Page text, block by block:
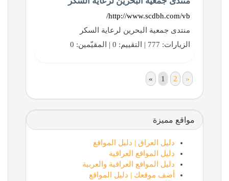
http://www.scdbh.com/vb/
منتدى جمعية البحرين لرعاية السكر
الزيارات: 777 | التقييم: 0 | المقيّمين: 0
« 1 2 »
مواقع مميزة
دليل العراق | دليل المواقع
دليل المواقع العراقية
دليل المواقع العراقية والعربية
أضف موقعك | دليل المواقع